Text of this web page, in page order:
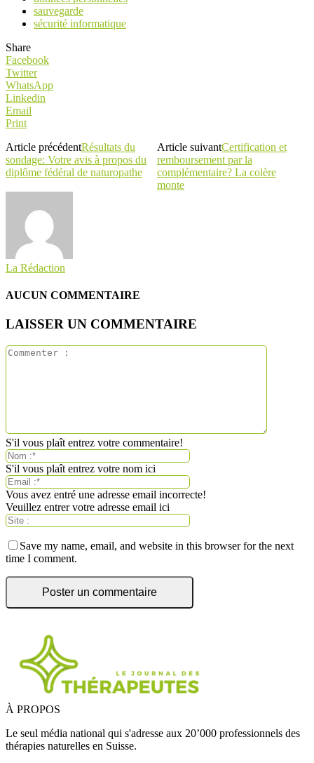
sauvegarde
sécurité informatique
Share
Facebook
Twitter
WhatsApp
Linkedin
Email
Print
Article précédentRésultats du
sondage: Votre avis à propos du
diplôme fédéral de naturopathe
Article suivantCertification et
remboursement par la
complémentaire? La colère
monte
La Rédaction
AUCUN COMMENTAIRE
LAISSER UN COMMENTAIRE
S'il vous plaît entrez votre commentaire!
S'il vous plaît entrez votre nom ici
Vous avez entré une adresse email incorrecte!
Veuillez entrer votre adresse email ici
Save my name, email, and website in this browser for the next
time I comment.
À PROPOS
Le seul média national qui s'adresse aux 20’000 professionnels des
thérapies naturelles en Suisse.